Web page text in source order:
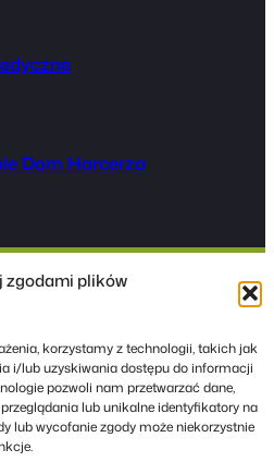
zgodami plików
korzystamy z technologii, takich jak
i/lub uzyskiwania dostępu do informacji
pozwoli nam przetwarzać dane,
lub unikalne identyfikatory na
lub wycofanie zgody może niekorzystnie
Dom Harcerza
Ziemi
Instagram
Facebook